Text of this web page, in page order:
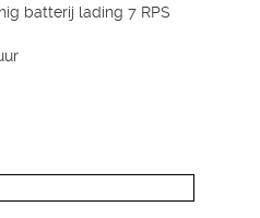
batterij lading 7 RPS